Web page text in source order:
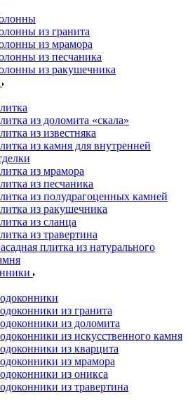
из гранита
из мрамора
из песчаника
из ракушечника
из доломита «скала»
из известняка
из камня для внутренней
из мрамора
из песчаника
из полудрагоценных камней
из ракушечника
из сланца
из травертина
плитка из натурального
из гранита
из доломита
из искусственного камня
из кварцита
из мрамора
из оникса
из травертина